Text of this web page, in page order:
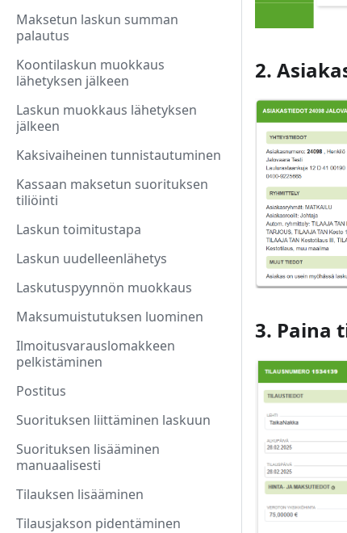
Maksetun laskun summan
palautus
Koontilaskun muokkaus
lähetyksen jälkeen
Laskun muokkaus lähetyksen
jälkeen
Kaksivaiheinen tunnistautuminen
Kassaan maksetun suorituksen
tiliöinti
Laskun toimitustapa
Laskun uudelleenlähetys
Laskutuspyynnön muokkaus
Maksumuistutuksen luominen
Ilmoitusvarauslomakkeen
pelkistäminen
Postitus
Suorituksen liittäminen laskuun
Suorituksen lisääminen
manuaalisesti
Tilauksen lisääminen
Tilausjakson pidentäminen
2.
3. Paina